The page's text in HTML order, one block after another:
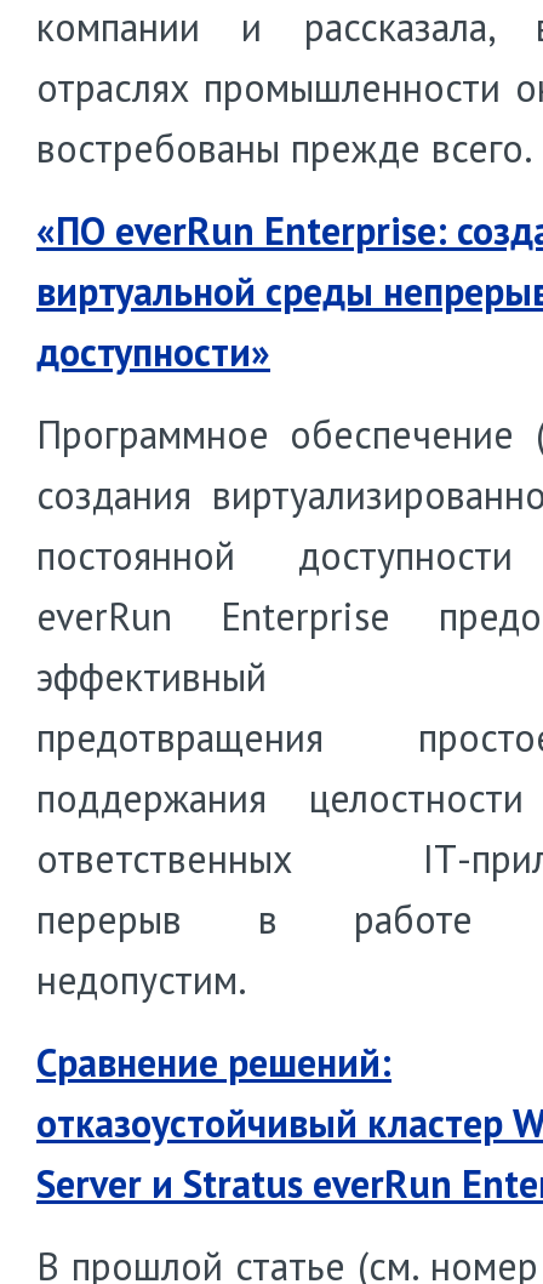
компании и рассказала,
отраслях промышленности
востребованы прежде всего.
«ПО everRun Enterprise:
виртуальной среды
доступности»
Программное
создания
постоянной
everRun Enterprise
эффективный
предотвращения
поддержания
ответственных IТ-
перерыв в работе
недопустим.
Сравнение решений:
отказоустойчивый кластер
Server и Stratus everRun
В прошлой статье (см.